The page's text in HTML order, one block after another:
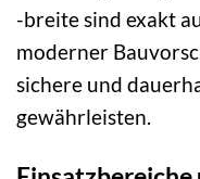
-breite sind exakt
moderner
sichere und
gewährleisten.